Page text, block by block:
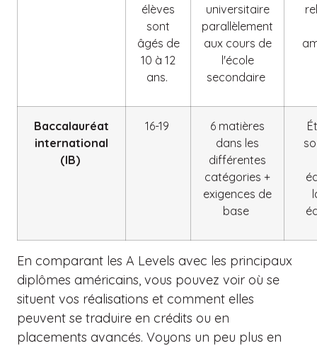
élèves
sont
âgés de
10 à 12
ans.
universitaire
parallèlement
aux cours de
l'école
secondaire
Baccalauréat
international
(IB)
16-19
6 matières
dans les
différentes
catégories +
exigences de
base
En comparant les A Levels avec les principaux
diplômes américains, vous pouvez voir où se
situent vos réalisations et comment elles
peuvent se traduire en crédits ou en
placements avancés. Voyons un peu plus en